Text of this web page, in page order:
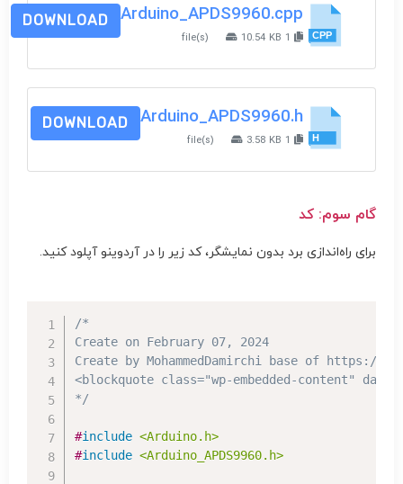
Arduino_APDS9960.cpp
10.54 KB
DOWNLOAD
Arduino_APDS9960.h
3.58 KB
DOWNLOAD
گام سوم: کد
برای راه‌اندازی برد بدون نمایشگر، کد زیر را در آردوینو آپلود کنید.
/*
Create on February 07, 2024
Create by MohammedDamirchi base of https://
<blockquote class="wp-embedded-content"
*/
#include <Arduino.h>
#include <Arduino_APDS9960.h>